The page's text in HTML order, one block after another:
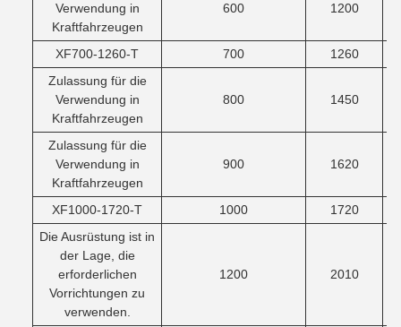
Verwendung in
Kraftfahrzeugen
600 1200
XF700-1260-T 700
1260
Zulassung für die
Verwendung in
Kraftfahrzeugen
800 1450
Zulassung für die
Verwendung in
Kraftfahrzeugen
900 1620
XF1000-1720-T 1000
1720
Die Ausrüstung ist in
der Lage, die
erforderlichen
Vorrichtungen zu
verwenden.
1200 2010